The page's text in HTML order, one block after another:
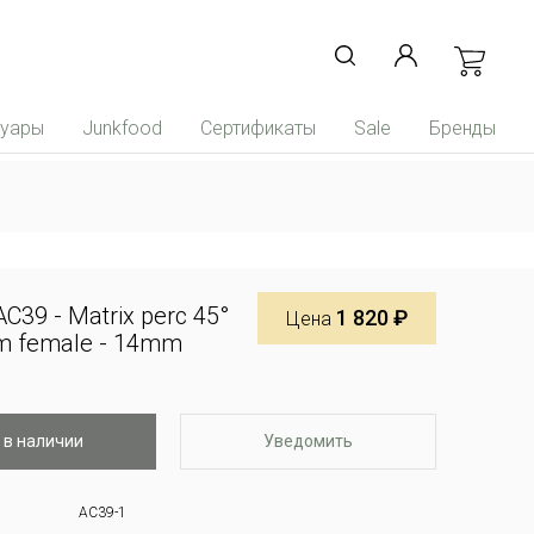
Junkfood Сертификаты Sale Бренды
- Matrix perc 45°
female - 14mm
Цена 1 820 ₽
в наличии Уведомить
AC39-1